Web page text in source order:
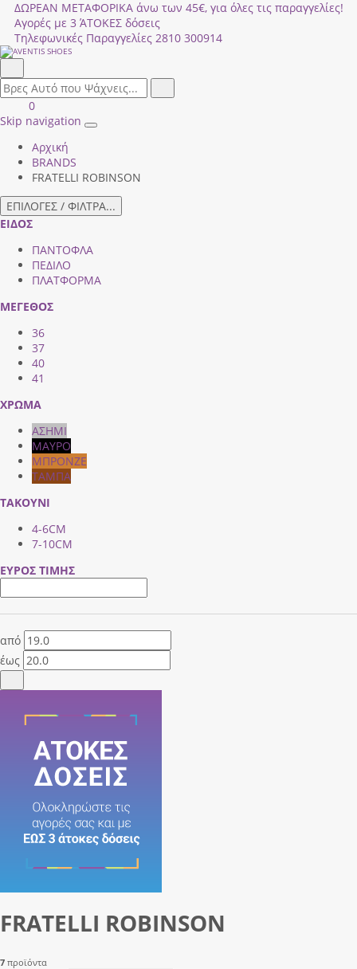
ΔΩΡΕΑΝ ΜΕΤΑΦΟΡΙΚΑ άνω των 45€, για όλες τις παραγγελίες!
Αγορές με 3 ΆΤΟΚΕΣ δόσεις
Τηλεφωνικές Παραγγελίες 2810 300914
field.search
Είσοδος
|
ΚΑΛΑΘΙ
ΑΓΟΡΩΝ
0
Skip navigation
Toggle
Αρχική
BRANDS
FRATELLI ROBINSON
ΕΠΙΛΟΓΕΣ / ΦΙΛΤΡΑ...
ΕΙΔΟΣ
ΠΑΝΤΟΦΛΑ
ΠΕΔΙΛΟ
ΠΛΑΤΦΟΡΜΑ
ΜΕΓΕΘΟΣ
36
37
40
41
ΧΡΩΜΑ
ΑΣΗΜΙ
ΜΑΥΡΟ
ΜΠΡΟΝΖΕ
ΤΑΜΠΑ
ΤΑΚΟΥΝΙ
4-6CM
7-10CM
ΕΥΡΟΣ ΤΙΜΗΣ
από
έως
FRATELLI ROBINSON
7 προϊόντα